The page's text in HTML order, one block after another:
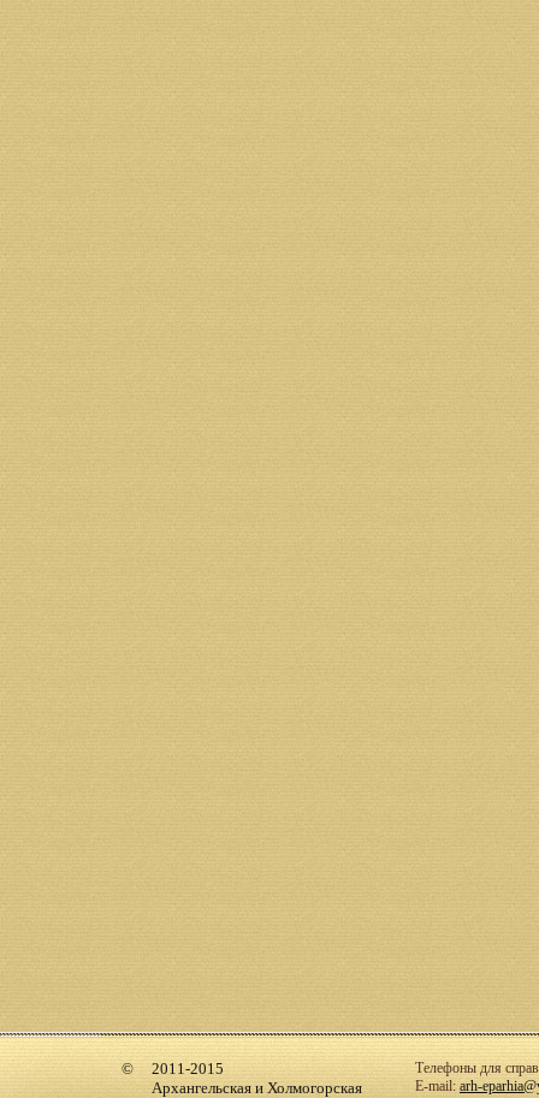
2011-2015
Архангельская и Холмогорская
Телефоны для
E-mail: arh-